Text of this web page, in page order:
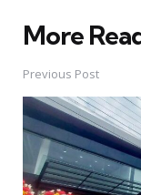
More
Post
navigation
Previous Post